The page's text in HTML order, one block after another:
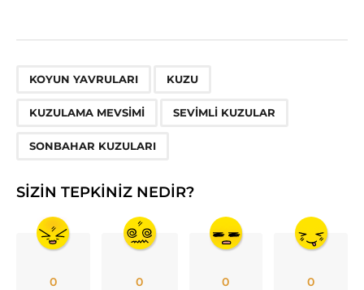
KOYUN YAVRULARI KUZU
KUZULAMA MEVSIMI SEVIMLI KUZULAR
SONBAHAR KUZULARI
SIZIN TEPKINIZ NEDIR?
0 0 0 0